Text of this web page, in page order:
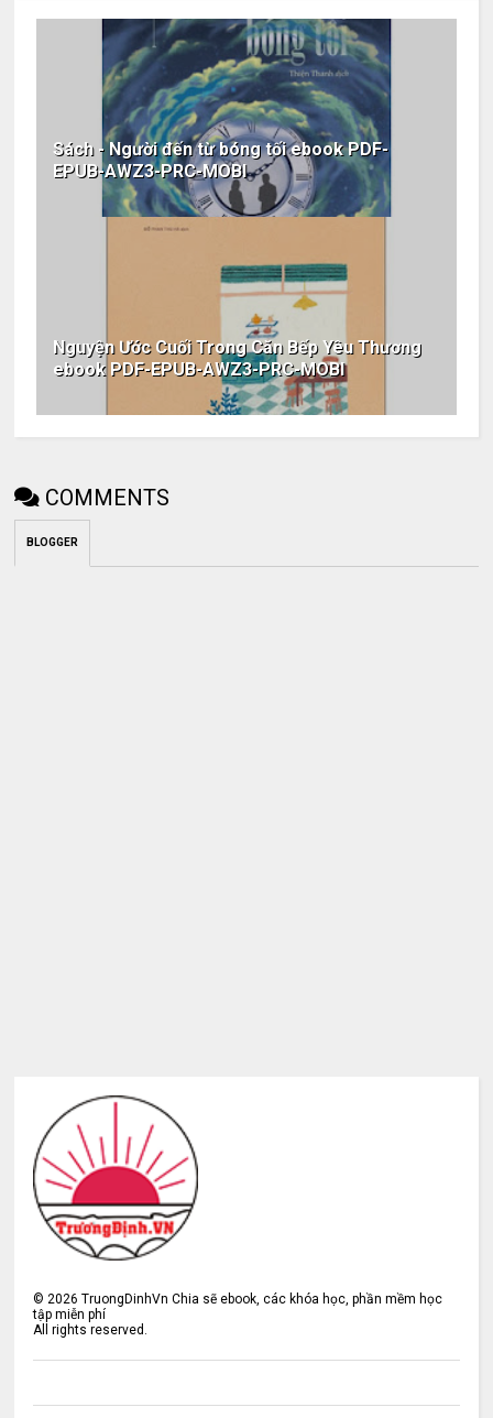
Sách - Người đến từ bóng tối ebook PDF-
EPUB-AWZ3-PRC-MOBI
Nguyện Ước Cuối Trong Căn Bếp Yêu Thương
ebook PDF-EPUB-AWZ3-PRC-MOBI
COMMENTS
BLOGGER
©2026 TruongDinhVn Chia sẽ ebook, các khóa học, phần mềm học
tập miễn phí
All rights reserved.